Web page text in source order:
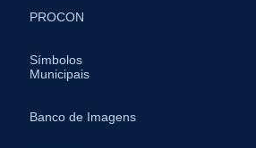
PROCON
Símbolos
Municipais
Banco de Imagens